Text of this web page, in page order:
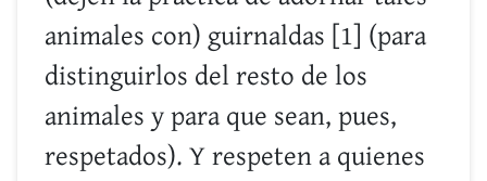
animales con) guirnaldas [1] (para
distinguirlos del resto de los
animales y para que sean, pues,
respetados). Y respeten a quienes